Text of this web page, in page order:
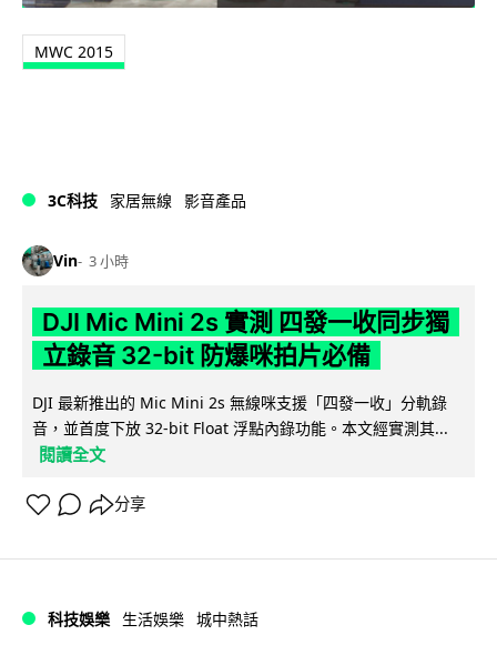
MWC 2015
3C科技 家居無線 影音產品
Vin 3 小時
DJI Mic Mini 2s 實測 四發一收同步獨
立錄音 32-bit 防爆咪拍片必備
DJI 最新推出的 Mic Mini 2s 無線咪支援「四發一收」分軌錄
音，並首度下放 32-bit Float 浮點內錄功能。本文經實測其...
閱讀全文
分享
科技娛樂 生活娛樂 城中熱話